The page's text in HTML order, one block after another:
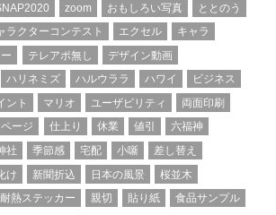
zoom おもしろい写真
ととのう
ラクターコンテスト エクセル
キャラ
テレアポ無し
デザイン動画
ハリネミズ ハルウララ ハワイ
ビジネス
ント マリオ ユーザビリティ
両面印刷
ージ
仕上り 休業 値引
六福神
社 季節感 宅配 小噺
差し替え
け 新聞折込 日本の風景
桜並木
耐熱ステッカー 親切 貼り紙 食品サンプル